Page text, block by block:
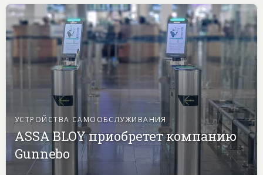
УСТРОЙСТВА САМООБСЛУЖИВАНИЯ
ASSA BLOY приобретет компанию
Gunnebo